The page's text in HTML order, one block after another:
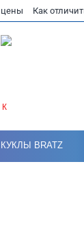
цены Как
К
КУКЛЫ BRATZ